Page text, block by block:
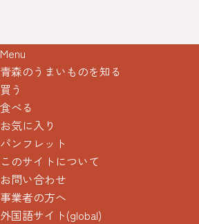
Menu
青森のうまいものを知る
買う
食べる
お気に入り
パンフレット
このサイトについて
お問い合わせ
事業者の方へ
外国語サイト(global)